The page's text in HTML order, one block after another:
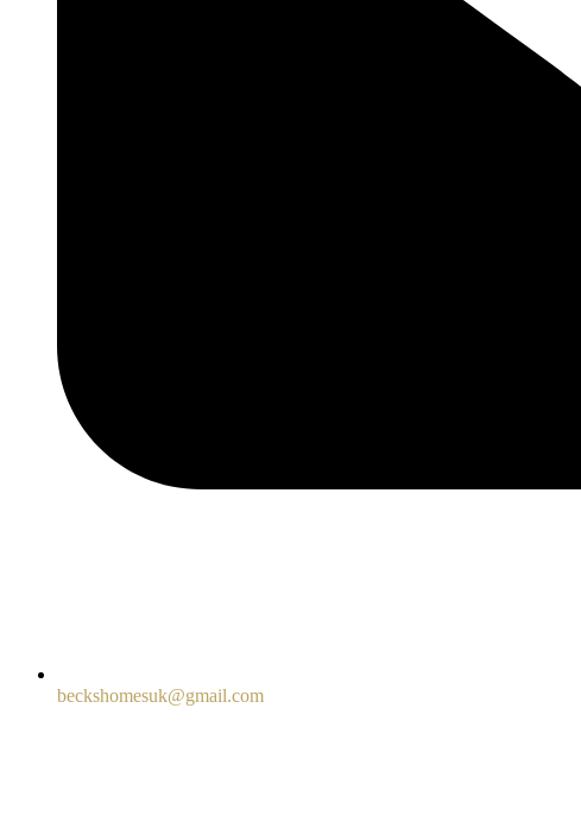
beckshomesuk@gmail.com